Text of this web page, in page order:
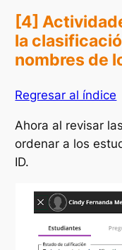
[4]
la
nombres de
Regresar al índice
Ahora al revisar
ordenar a los
ID.